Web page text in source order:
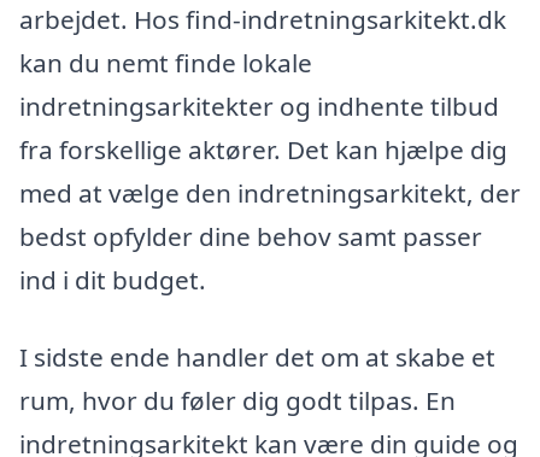
arbejdet. Hos find-indretningsarkitekt.dk
kan du nemt finde lokale
indretningsarkitekter og indhente tilbud
fra forskellige aktører. Det kan hjælpe dig
med at vælge den indretningsarkitekt, der
bedst opfylder dine behov samt passer
ind i dit budget.
I sidste ende handler det om at skabe et
rum, hvor du føler dig godt tilpas. En
indretningsarkitekt kan være din guide og